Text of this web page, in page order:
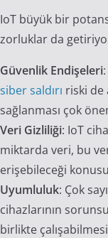
IoT büyük bir
zorluklar da
Güvenlik Endişeleri
siber saldırı riski de
sağlanması çok
Veri Gizliliği: IoT
miktarda veri, bu
erişebileceği
Uyumluluk: Çok
cihazlarının
birlikte